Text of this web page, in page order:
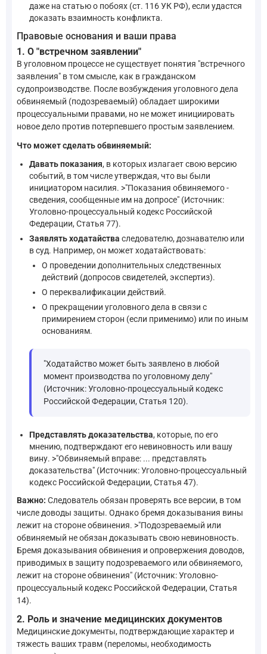
даже на статью о побоях (ст. 116 УК РФ), если удастся
доказать взаимность конфликта.
Правовые основания и ваши права
1. О "встречном заявлении"
В уголовном процессе не существует понятия "встречного
заявления" в том смысле, как в гражданском
судопроизводстве. После возбуждения уголовного дела
обвиняемый (подозреваемый) обладает широкими
процессуальными правами, но не может инициировать
новое дело против потерпевшего простым заявлением.
Что может сделать обвиняемый:
Давать показания, в которых излагает свою версию
событий, в том числе утверждая, что вы были
инициатором насилия. >"Показания обвиняемого -
сведения, сообщенные им на допросе" (Источник:
Уголовно-процессуальный кодекс Российской
Федерации, Статья 77).
Заявлять ходатайства следователю, дознавателю или
в суд. Например, он может ходатайствовать:
О проведении дополнительных следственных
действий (допросов свидетелей, экспертиз).
О переквалификации действий.
О прекращении уголовного дела в связи с
примирением сторон (если применимо) или по иным
основаниям.
"Ходатайство может быть заявлено в любой
момент производства по уголовному делу"
(Источник: Уголовно-процессуальный кодекс
Российской Федерации, Статья 120).
Представлять доказательства, которые, по его
мнению, подтверждают его невиновность или вашу
вину. >"Обвиняемый вправе: ... представлять
доказательства" (Источник: Уголовно-процессуальный
кодекс Российской Федерации, Статья 47).
Важно: Следователь обязан проверять все версии, в том
числе доводы защиты. Однако бремя доказывания вины
лежит на стороне обвинения. >"Подозреваемый или
обвиняемый не обязан доказывать свою невиновность.
Бремя доказывания обвинения и опровержения доводов,
приводимых в защиту подозреваемого или обвиняемого,
лежит на стороне обвинения" (Источник: Уголовно-
процессуальный кодекс Российской Федерации, Статья
14).
2. Роль и значение медицинских документов
Медицинские документы, подтверждающие характер и
тяжесть ваших травм (переломы, необходимость